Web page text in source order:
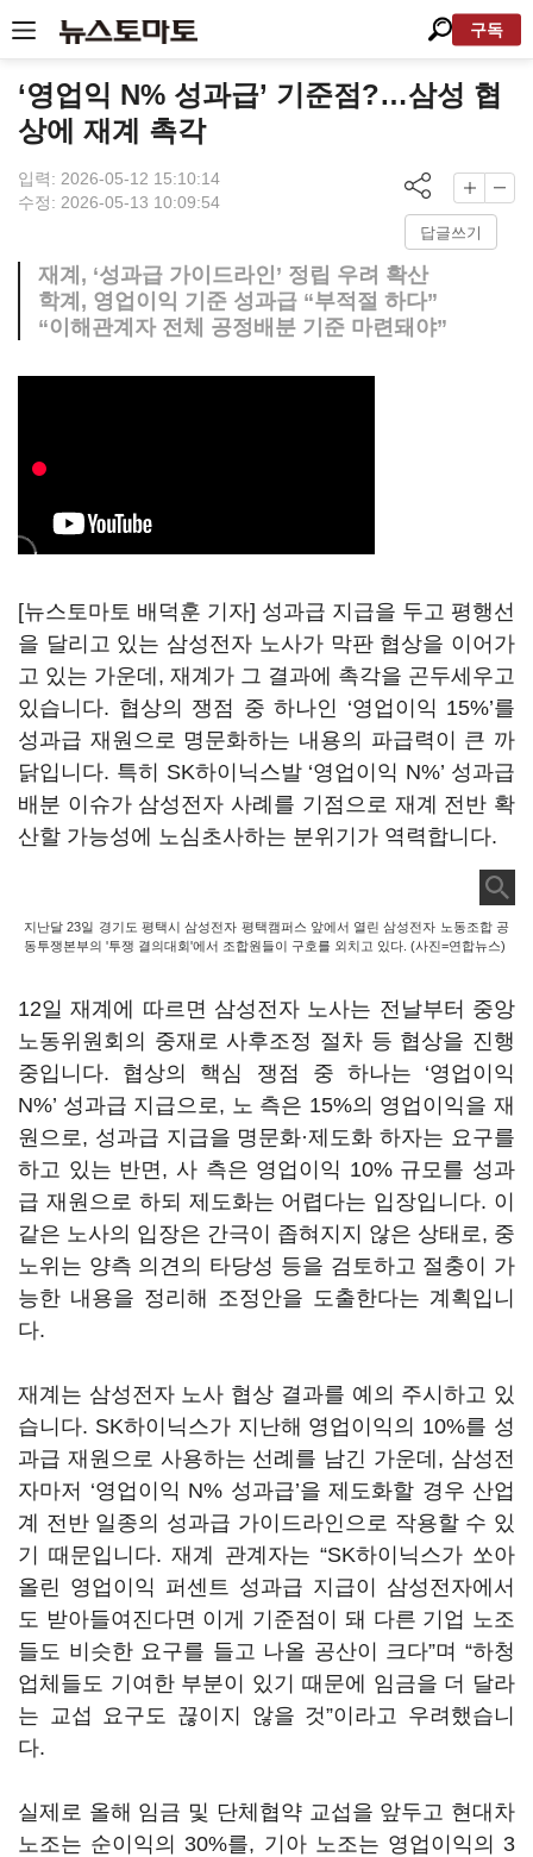
구독
‘영업익 N% 성과급’ 기준점?…삼성 협
상에 재계 촉각
입력: 2026-05-12 15:10:14
수정: 2026-05-13 10:09:54
답글쓰기
재계, ‘성과급 가이드라인’ 정립 우려 확산
학계, 영업이익 기준 성과급 “부적절 하다”
“이해관계자 전체 공정배분 기준 마련돼야”
[뉴스토마토 배덕훈 기자] 성과급 지급을 두고 평행선
을 달리고 있는 삼성전자 노사가 막판 협상을 이어가
고 있는 가운데 , 재계가 그 결과에 촉각을 곤두세우고
있습니다. 협상의 쟁점 중 하나인 ‘영업이익 15%’를
성과급 재원으로 명문화하는 내용의 파급력이 큰 까
닭입니다. 특히 SK하이닉스발 ‘영업이익 N%’ 성과급
배분 이슈가 삼성전자 사례를 기점으로 재계 전반 확
산할 가능성에 노심초사하는 분위기가 역력합니다.
지난달 23일 경기도 평택시 삼성전자 평택캠퍼스 앞에서 열린 삼성전자 노동조합 공
동투쟁본부의 '투쟁 결의대회'에서 조합원들이 구호를 외치고 있다. (사진=연합뉴스)
12일 재계에 따르면 삼성전자 노사는 전날부터 중앙
노동위원회의 중재로 사후조정 절차 등 협상을 진행
중입니다. 협상의 핵심 쟁점 중 하나는 ‘영업이익
N%’ 성과급 지급으로, 노 측은 15%의 영업이익을 재
원으로, 성과급 지급을 명문화·제도화 하자는 요구를
하고 있는 반면, 사 측은 영업이익 10% 규모를 성과
급 재원으로 하되 제도화는 어렵다는 입장입니다. 이
같은 노사의 입장은 간극이 좁혀지지 않은 상태로, 중
노위는 양측 의견의 타당성 등을 검토하고 절충이 가
능한 내용을 정리해 조정안을 도출한다는 계획입니
다.
재계는 삼성전자 노사 협상 결과를 예의 주시하고 있
습니다. SK하이닉스가 지난해 영업이익의 10%를 성
과급 재원으로 사용하는 선례를 남긴 가운데 , 삼성전
자마저 ‘영업이익 N% 성과급’을 제도화할 경우 산업
계 전반 일종의 성과급 가이드라인으로 작용할 수 있
기 때문입니다.재계 관계자는 “SK하이닉스가 쏘아
올린 영업이익 퍼센트 성과급 지급이 삼성전자에서
도 받아들여진다면 이게 기준점이 돼 다른 기업 노조
들도 비슷한 요구를 들고 나올 공산이 크다”며“하청
업체들도 기여한 부분이 있기 때문에 임금을 더 달라
는 교섭 요구도 끊이지 않을 것”이라고 우려했습니
다.
실제로 올해 임금 및 단체협약 교섭을 앞두고 현대차
노조는 순이익의 30%를, 기아 노조는 영업이익의 3